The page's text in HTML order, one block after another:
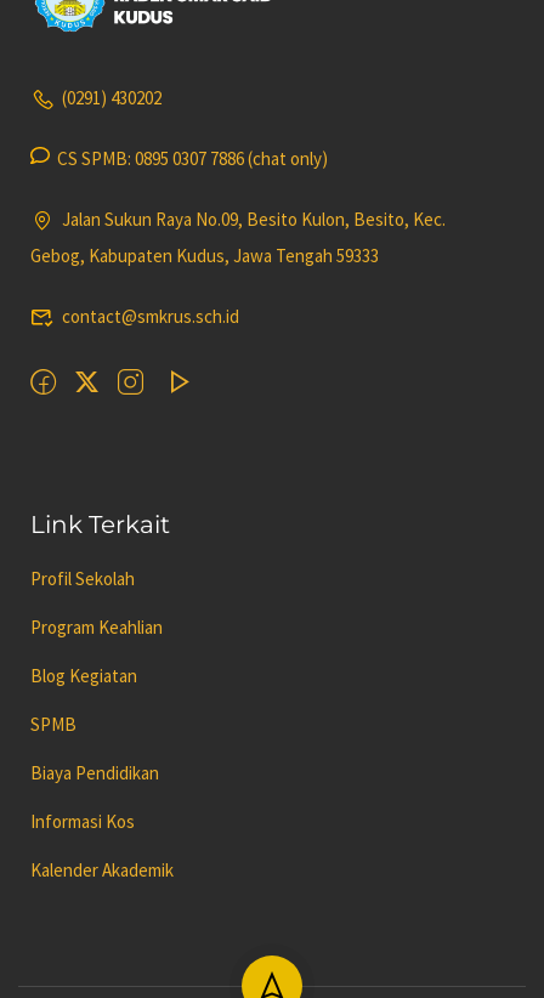
(0291) 430202
CS SPMB: 0895 0307 7886 (chat only)
Jalan Sukun Raya No.09, Besito Kulon, Besito, Kec.
Gebog, Kabupaten Kudus, Jawa Tengah 59333
contact@smkrus.sch.id
Link Terkait
Profil Sekolah
Program Keahlian
Blog Kegiatan
SPMB
Biaya Pendidikan
Informasi Kos
Kalender Akademik